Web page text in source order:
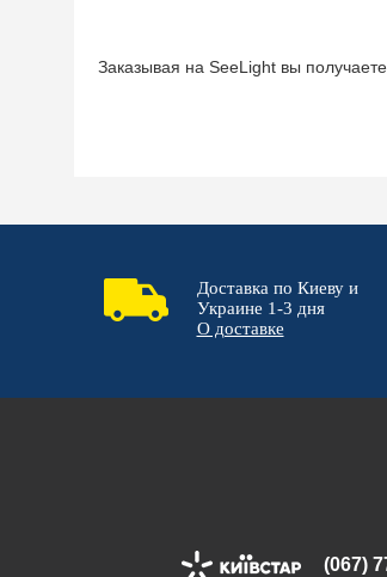
Заказывая на SeeLight вы
Доставка по Киеву и
Украине 1-3 дня
О доставке
(067)